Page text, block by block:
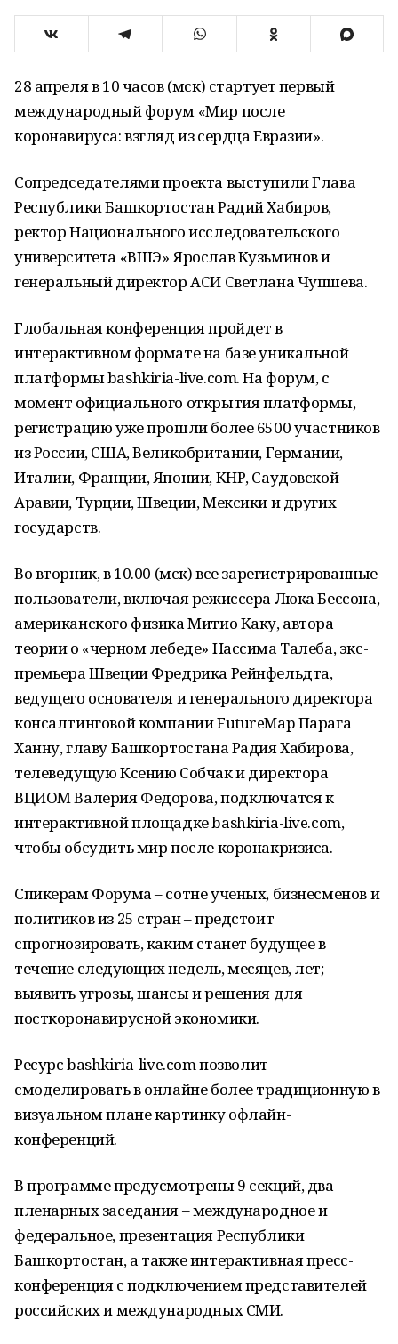
28 апреля в 10 часов (мск) стартует первый
международный форум «Мир после
коронавируса: взгляд из сердца Евразии».
Сопредседателями проекта выступили Глава
Республики Башкортостан Радий Хабиров,
ректор Национального исследовательского
университета «ВШЭ» Ярослав Кузьминов и
генеральный директор АСИ Светлана Чупшева.
Глобальная конференция пройдет в
интерактивном формате на базе уникальной
платформы bashkiria-live.com. На форум, с
момент официального открытия платформы,
регистрацию уже прошли более 6500 участников
из России, США, Великобритании, Германии,
Италии, Франции, Японии, КНР, Саудовской
Аравии, Турции, Швеции, Мексики и других
государств.
Во вторник, в 10.00 (мск) все зарегистрированные
пользователи, включая режиссера Люка Бессона,
американского физика Митио Каку, автора
теории о «черном лебеде» Нассима Талеба, экс-
премьера Швеции Фредрика Рейнфельдта,
ведущего основателя и генерального директора
консалтинговой компании FutureMap Парага
Ханну, главу Башкортостана Радия Хабирова,
телеведущую Ксению Собчак и директора
ВЦИОМ Валерия Федорова, подключатся к
интерактивной площадке bashkiria-live.com,
чтобы обсудить мир после коронакризиса.
Спикерам Форума – сотне ученых, бизнесменов и
политиков из 25 стран – предстоит
спрогнозировать, каким станет будущее в
течение следующих недель, месяцев, лет;
выявить угрозы, шансы и решения для
посткоронавирусной экономики.
Ресурс bashkiria-live.com позволит
смоделировать в онлайне более традиционную в
визуальном плане картинку офлайн-
конференций.
В программе предусмотрены 9 секций, два
пленарных заседания – международное и
федеральное, презентация Республики
Башкортостан, а также интерактивная пресс-
конференция с подключением представителей
российских и международных СМИ.